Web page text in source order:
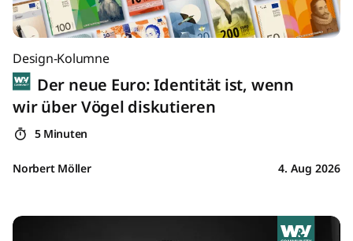
Design-Kolumne
Der neue Euro: Identität ist, wenn
wir über Vögel diskutieren
5 Minuten
Norbert Möller 4. Aug 2026